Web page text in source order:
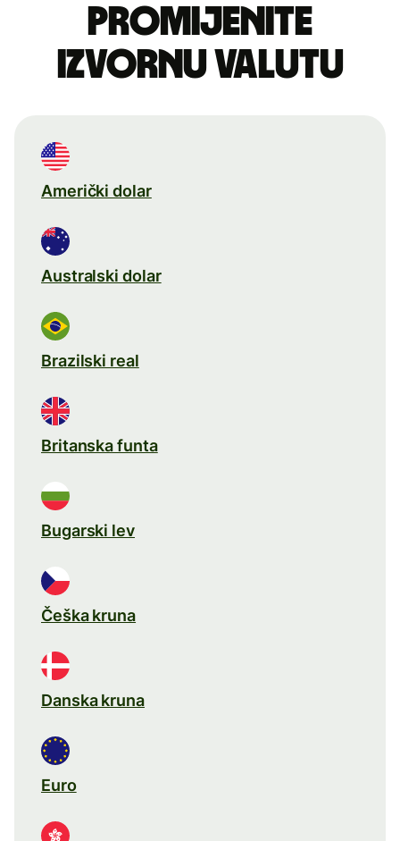
Promijenite
izvornu valutu
Američki dolar
Australski dolar
Brazilski real
Britanska funta
Bugarski lev
Češka kruna
Danska kruna
Euro